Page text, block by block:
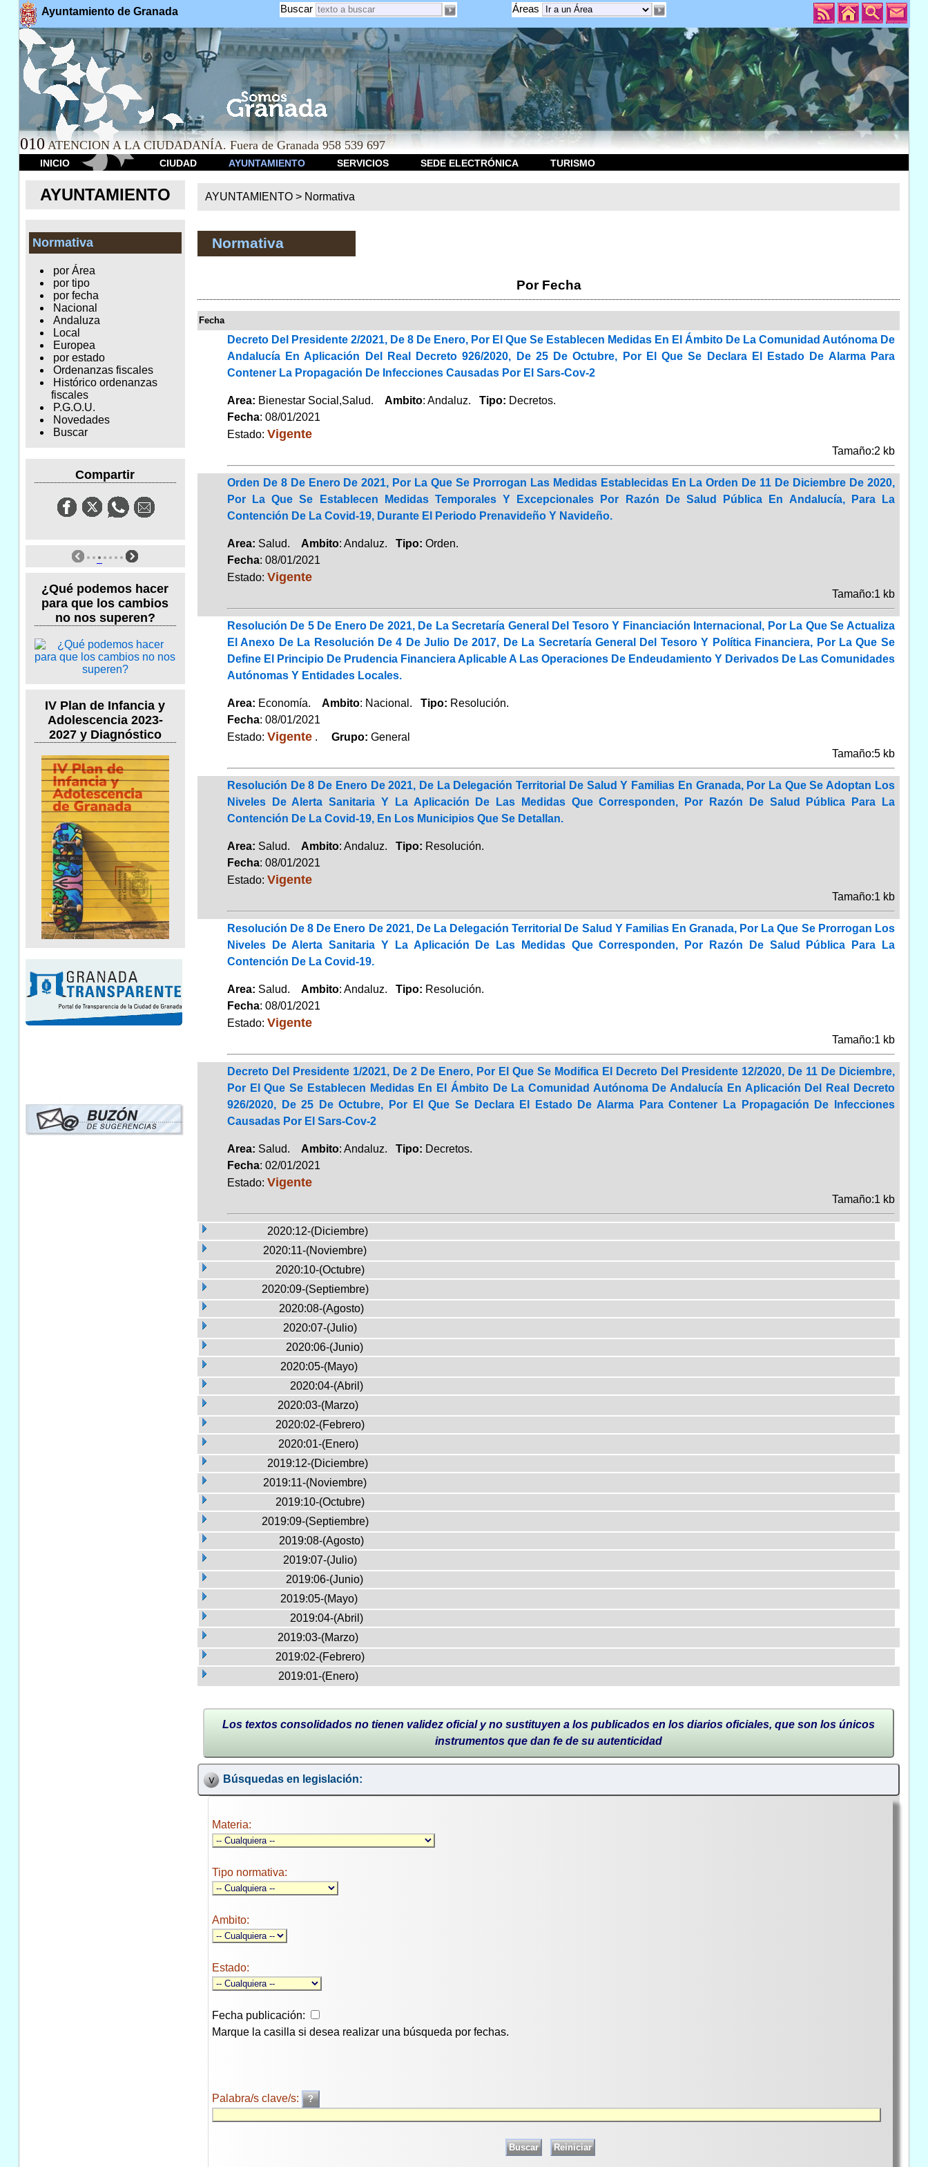
Ayuntamiento de Granada Áreas
Buscar
010 ATENCION A LA CIUDADANÍA. Fuera de Granada 958 539 697
INICIO CIUDAD AYUNTAMIENTO SERVICIOS SEDE ELECTRÓNICA TURISMO
AYUNTAMIENTO
Normativa
por Área
por tipo
por fecha
Nacional
Andaluza
Local
Europea
por estado
Ordenanzas fiscales
Histórico ordenanzas
fiscales
P.G.O.U.
Novedades
Buscar
Compartir
¿Qué podemos hacer
para que los cambios
no nos superen?
IV Plan de Infancia y
Adolescencia 2023-
2027 y Diagnóstico
AYUNTAMIENTO > Normativa
Normativa
Por Fecha
Fecha
Decreto Del Presidente 2/2021, De 8 De Enero, Por El Que Se Establecen Medidas En El Ámbito De La Comunidad Autónoma De
Andalucía En Aplicación Del Real Decreto 926/2020, De 25 De Octubre, Por El Que Se Declara El Estado De Alarma Para
Contener La Propagación De Infecciones Causadas Por El Sars-Cov-2
Area: Bienestar Social,Salud. Ambito: Andaluz. Tipo: Decretos.
Fecha: 08/01/2021
Estado: Vigente
Tamaño:2 kb
Orden De 8 De Enero De 2021, Por La Que Se Prorrogan Las Medidas Establecidas En La Orden De 11 De Diciembre De 2020,
Por La Que Se Establecen Medidas Temporales Y Excepcionales Por Razón De Salud Pública En Andalucía, Para La
Contención De La Covid-19, Durante El Periodo Prenavideño Y Navideño.
Area: Salud. Ambito: Andaluz. Tipo: Orden.
Fecha: 08/01/2021
Estado: Vigente
Tamaño:1 kb
Resolución De 5 De Enero De 2021, De La Secretaría General Del Tesoro Y Financiación Internacional, Por La Que Se Actualiza
El Anexo De La Resolución De 4 De Julio De 2017, De La Secretaría General Del Tesoro Y Política Financiera, Por La Que Se
Define El Principio De Prudencia Financiera Aplicable A Las Operaciones De Endeudamiento Y Derivados De Las Comunidades
Autónomas Y Entidades Locales.
Area: Economía. Ambito: Nacional. Tipo: Resolución.
Fecha: 08/01/2021
Estado: Vigente. Grupo: General
Tamaño:5 kb
Resolución De 8 De Enero De 2021, De La Delegación Territorial De Salud Y Familias En Granada, Por La Que Se Adoptan Los
Niveles De Alerta Sanitaria Y La Aplicación De Las Medidas Que Corresponden, Por Razón De Salud Pública Para La
Contención De La Covid-19, En Los Municipios Que Se Detallan.
Area: Salud. Ambito: Andaluz. Tipo: Resolución.
Fecha: 08/01/2021
Estado: Vigente
Tamaño:1 kb
Resolución De 8 De Enero De 2021, De La Delegación Territorial De Salud Y Familias En Granada, Por La Que Se Prorrogan Los
Niveles De Alerta Sanitaria Y La Aplicación De Las Medidas Que Corresponden, Por Razón De Salud Pública Para La
Contención De La Covid-19.
Area: Salud. Ambito: Andaluz. Tipo: Resolución.
Fecha: 08/01/2021
Estado: Vigente
Tamaño:1 kb
Decreto Del Presidente 1/2021, De 2 De Enero, Por El Que Se Modifica El Decreto Del Presidente 12/2020, De 11 De Diciembre,
Por El Que Se Establecen Medidas En El Ámbito De La Comunidad Autónoma De Andalucía En Aplicación Del Real Decreto
926/2020, De 25 De Octubre, Por El Que Se Declara El Estado De Alarma Para Contener La Propagación De Infecciones
Causadas Por El Sars-Cov-2
Area: Salud. Ambito: Andaluz. Tipo: Decretos.
Fecha: 02/01/2021
Estado: Vigente
Tamaño:1 kb
2020:12-(Diciembre)
2020:11-(Noviembre)
2020:10-(Octubre)
2020:09-(Septiembre)
2020:08-(Agosto)
2020:07-(Julio)
2020:06-(Junio)
2020:05-(Mayo)
2020:04-(Abril)
2020:03-(Marzo)
2020:02-(Febrero)
2020:01-(Enero)
2019:12-(Diciembre)
2019:11-(Noviembre)
2019:10-(Octubre)
2019:09-(Septiembre)
2019:08-(Agosto)
2019:07-(Julio)
2019:06-(Junio)
2019:05-(Mayo)
2019:04-(Abril)
2019:03-(Marzo)
2019:02-(Febrero)
2019:01-(Enero)
Los textos consolidados no tienen validez oficial y no sustituyen a los publicados en los diarios oficiales, que son los únicos
instrumentos que dan fe de su autenticidad
Búsquedas en legislación:
Materia:
Tipo normativa:
Ambito:
Estado:
Fecha publicación:
Marque la casilla si desea realizar una búsqueda por fechas.
Palabra/s clave/s: